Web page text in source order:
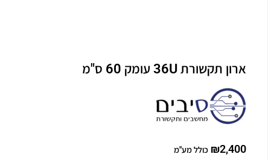
ארון תקשורת 36U עומק 60 ס"מ
₪2,400 כולל מע"מ